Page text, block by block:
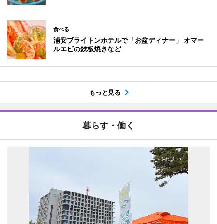
食べる
浦安ブライトンホテルで「お盆ディナー」 オマー
ルエビの鉄板焼きなど
もっと見る
暮らす・働く